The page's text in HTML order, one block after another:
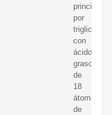
por
con
ácidos
grasos
de
18
átomos
de